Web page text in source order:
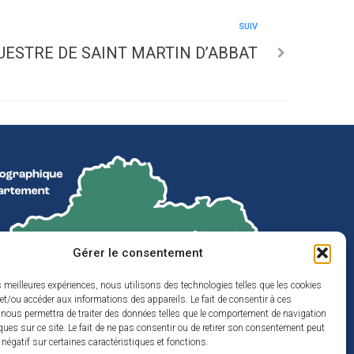
Gérer le consentement
meilleures expériences, nous utilisons des technologies telles que les cookies
ou accéder aux informations des appareils. Le fait de consentir à ces
permettra de traiter des données telles que le comportement de navigation
sur ce site. Le fait de ne pas consentir ou de retirer son consentement peut
négatif sur certaines caractéristiques et fonctions.
SUIV
DE SAINT MARTIN D’ABBAT